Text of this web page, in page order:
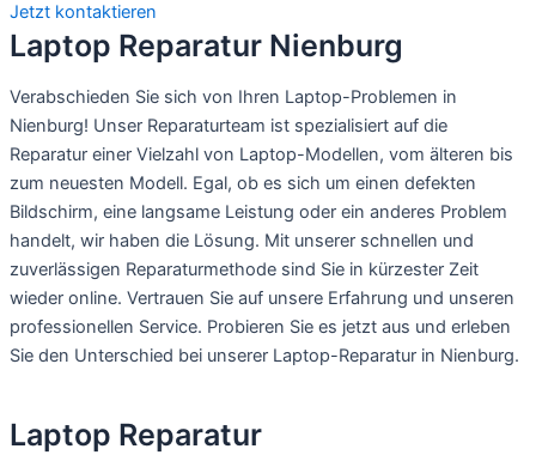
Jetzt kontaktieren
Laptop Reparatur Nienburg
Verabschieden Sie sich von Ihren Laptop-Problemen in
Nienburg! Unser Reparaturteam ist spezialisiert auf die
Reparatur einer Vielzahl von Laptop-Modellen, vom älteren bis
zum neuesten Modell. Egal, ob es sich um einen defekten
Bildschirm, eine langsame Leistung oder ein anderes Problem
handelt, wir haben die Lösung. Mit unserer schnellen und
zuverlässigen Reparaturmethode sind Sie in kürzester Zeit
wieder online. Vertrauen Sie auf unsere Erfahrung und unseren
professionellen Service. Probieren Sie es jetzt aus und erleben
Sie den Unterschied bei unserer Laptop-Reparatur in Nienburg.
Laptop Reparatur